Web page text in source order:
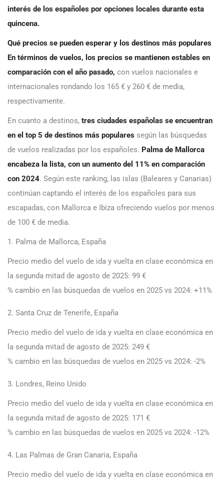
interés de los españoles por opciones locales durante esta
quincena.
Qué precios se pueden esperar y los destinos más populares
En términos de vuelos, los precios se mantienen estables en
comparación con el año pasado, con vuelos nacionales e
internacionales rondando los 165 € y 260 € de media,
respectivamente.
En cuanto a destinos, tres ciudades españolas se encuentran
en el top 5 de destinos más populares según las búsquedas
de vuelos realizadas por los españoles. Palma de Mallorca
encabeza la lista, con un aumento del 11% en comparación
con 2024. Según este ranking, las islas (Baleares y Canarias)
continúan captando el interés de los españoles para sus
escapadas, con Mallorca e Ibiza ofreciendo vuelos por menos
de 100 € de media.
1. Palma de Mallorca, España
Precio medio del vuelo de ida y vuelta en clase económica en
la segunda mitad de agosto de 2025: 99 €
% cambio en las búsquedas de vuelos en 2025 vs 2024: +11%
2. Santa Cruz de Tenerife, España
Precio medio del vuelo de ida y vuelta en clase económica en
la segunda mitad de agosto de 2025: 249 €
% cambio en las búsquedas de vuelos en 2025 vs 2024: -2%
3. Londres, Reino Unido
Precio medio del vuelo de ida y vuelta en clase económica en
la segunda mitad de agosto de 2025: 171 €
% cambio en las búsquedas de vuelos en 2025 vs 2024: -12%
4. Las Palmas de Gran Canaria, España
Precio medio del vuelo de ida y vuelta en clase económica en